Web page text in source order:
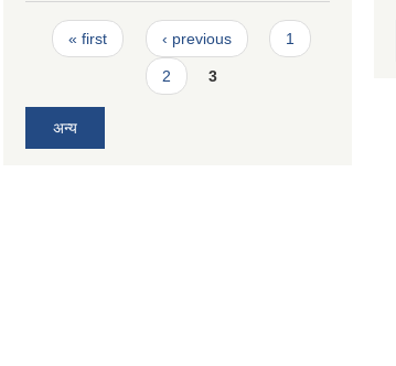
Pages
« first ‹ previous 1
2 3
अन्य